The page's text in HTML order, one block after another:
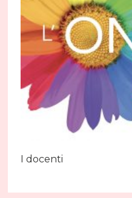
I docenti